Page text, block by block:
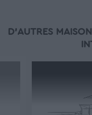
D'AUTRES